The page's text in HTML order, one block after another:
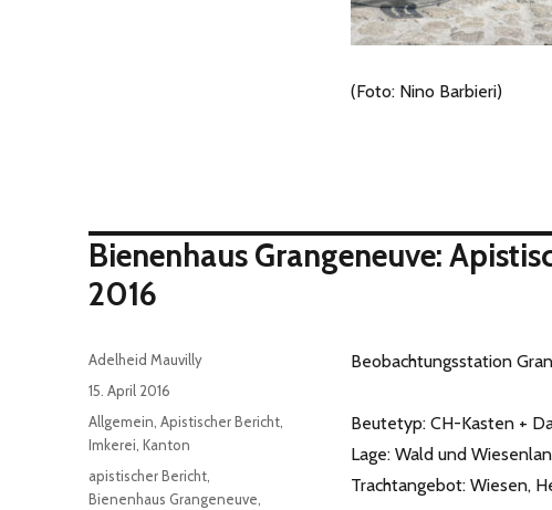
(Foto: Nino Barbieri)
Bienenhaus Grangeneuve:
2016
Beobachtungsstation
Beutetyp: CH-Kasten +
Lage: Wald und
Trachtangebot: Wiesen,
Autor
Adelheid Mauvilly
Veröffentlicht
am
15. April 2016
Kategorien
Allgemein,Apistischer Bericht,
Imkerei,Kanton
Schlagwörter
apistischer Bericht,
Bienenhaus Grangeneuve,